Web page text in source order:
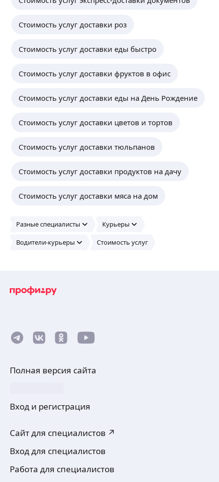
Стоимость услуг доставки роз
Стоимость услуг доставки еды быстро
Стоимость услуг доставки фруктов в офис
Стоимость услуг доставки еды на День Рождение
Стоимость услуг доставки цветов и тортов
Стоимость услуг доставки тюльпанов
Стоимость услуг доставки продуктов на дачу
Стоимость услуг доставки мяса на дом
Разные специалисты Курьеры
Водители-курьеры Стоимость услуг
Полная версия сайта
Вход и регистрация
Сайт для специалистов ↗
Вход для специалистов
Работа для специалистов